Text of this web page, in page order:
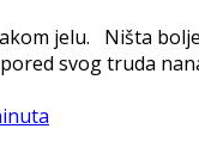
jelu. Ništa
svog truda